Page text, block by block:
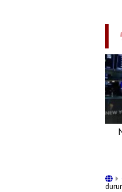
Savunma Anlaşması tarihi bir